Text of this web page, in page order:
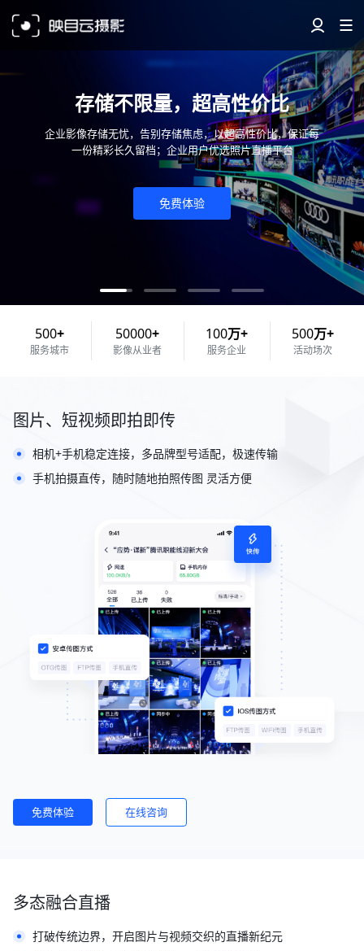
存储不限量，超高性价比
企业影像存储无忧，告别存储焦虑，以超高性价比，保证每
一份精彩长久留档；企业用户优选照片直播平台
免费体验
500+
服务城市
50000+
影像从业者
100万+
服务企业
500万+
活动场次
图片、短视频即拍即传
相机+手机稳定连接，多品牌型号适配，极速传输
手机拍摄直传，随时随地拍照传图 灵活方便
免费体验 在线咨询
多态融合直播
打破传统边界，开启图片与视频交织的直播新纪元